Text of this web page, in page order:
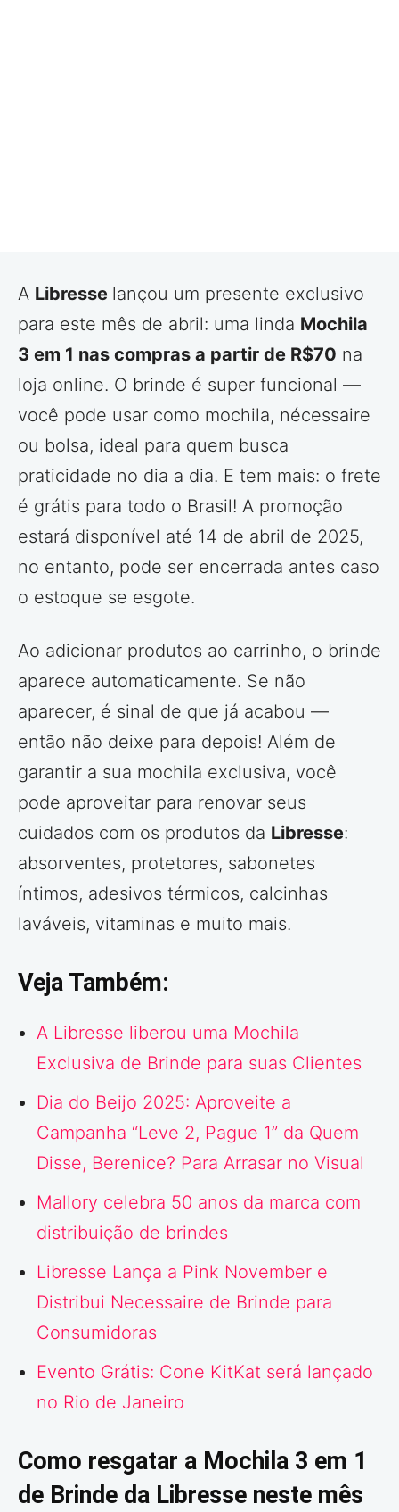
A Libresse lançou um presente exclusivo
para este mês de abril: uma linda Mochila
3 em 1 nas compras a partir de R$70 na
loja online. O brinde é super funcional —
você pode usar como mochila, nécessaire
ou bolsa, ideal para quem busca
praticidade no dia a dia. E tem mais: o frete
é grátis para todo o Brasil! A promoção
estará disponível até 14 de abril de 2025,
no entanto, pode ser encerrada antes caso
o estoque se esgote.
Ao adicionar produtos ao carrinho, o brinde
aparece automaticamente. Se não
aparecer, é sinal de que já acabou —
então não deixe para depois! Além de
garantir a sua mochila exclusiva, você
pode aproveitar para renovar seus
cuidados com os produtos da Libresse:
absorventes, protetores, sabonetes
íntimos, adesivos térmicos, calcinhas
laváveis, vitaminas e muito mais.
Veja Também:
A Libresse liberou uma Mochila
Exclusiva de Brinde para suas Clientes
Dia do Beijo 2025: Aproveite a
Campanha “Leve 2, Pague 1” da Quem
Disse, Berenice? Para Arrasar no Visual
Mallory celebra 50 anos da marca com
distribuição de brindes
Libresse Lança a Pink November e
Distribui Necessaire de Brinde para
Consumidoras
Evento Grátis: Cone KitKat será lançado
no Rio de Janeiro
Como resgatar a Mochila 3 em 1
de Brinde da Libresse neste mês